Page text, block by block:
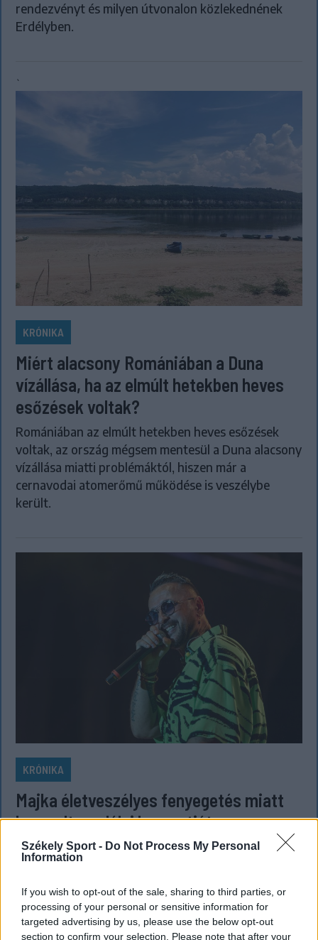
Székely Sport - Do Not Process My Personal
Information
If you wish to opt-out of the sale, sharing to third parties, or
processing of your personal or sensitive information for
targeted advertising by us, please use the below opt-out
section to confirm your selection. Please note that after your
rendezvényt és milyen útvonalon közlekednének
Erdélyben.
`
KRÓNIKA
Miért alacsony Romániában a Duna
vízállása, ha az elmúlt hetekben heves
esőzések voltak?
Romániában az elmúlt hetekben heves esőzések
voltak, az ország mégsem mentesül a Duna alacsony
vízállása miatti problémáktól, hiszen már a
cernavodai atomerőmű működése is veszélybe
került.
KRÓNIKA
Majka életveszélyes fenyegetés miatt
lemondta erdélyi koncertjét
Majka életveszélyes fenyegetést kapott, és emiatt
lemondta a sepsiszentgyörgyi SIC Fesztre tervezett
jelentette be.